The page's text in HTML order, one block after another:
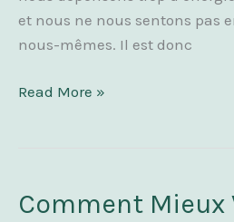
et nous ne nous sentons pas
nous-mêmes. Il est donc
Read More »
Comment Mieux
Comment